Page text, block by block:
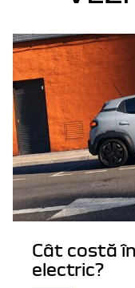
Cât costă
electric?